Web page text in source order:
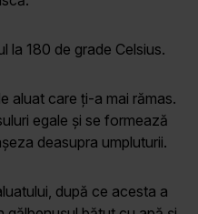
la 180 de grade Celsius.
aluat care ți-a mai rămas.
egale și se formează
deasupra umpluturii.
după ce acesta a